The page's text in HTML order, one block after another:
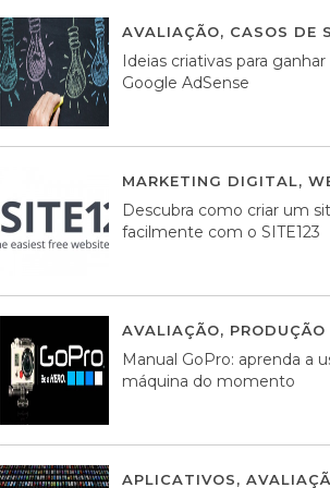
AVALIAÇÃO, CASOS DE
Ideias criativas para
Google AdSense
MARKETING DIGITAL,
Descubra como criar um
facilmente com o SITE123
AVALIAÇÃO,
Manual GoPro: aprenda a
máquina do momento
APLICATIVOS,